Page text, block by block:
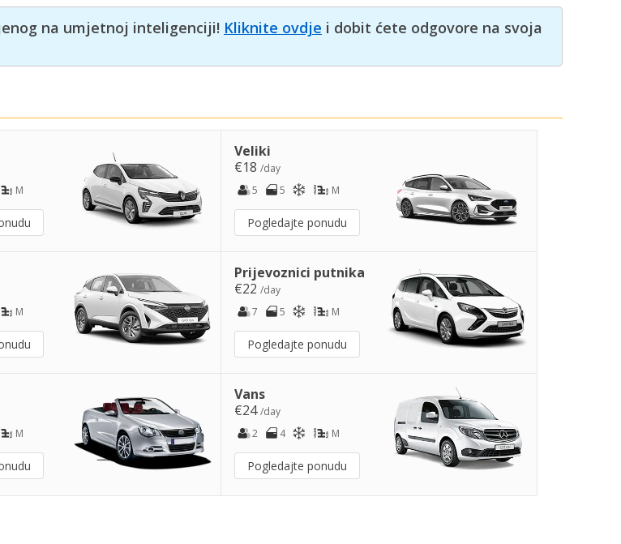
na umjetnoj inteligenciji! Kliknite ovdje i dobit ćete odgovore na svoja
M
Veliki
€18 /day
5
5 M
Pogledajte ponudu
M
Prijevoznici putnika
€22 /day
7
5 M
Pogledajte ponudu
M
Vans
€24/day
2
4 M
Pogledajte ponudu